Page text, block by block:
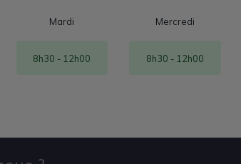
Mardi
8h30 - 12h00
Mercredi
8h30 - 12h00